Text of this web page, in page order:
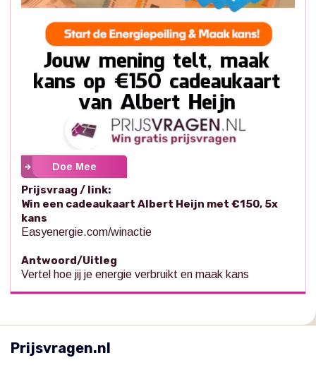
Doe Mee
Prijsvraag / link:
Win een cadeaukaart Albert Heijn met €150, 5x
kans
Easyenergie.com/winactie
Antwoord/Uitleg
Vertel hoe jij je energie verbruikt en maak kans
Prijsvragen.nl